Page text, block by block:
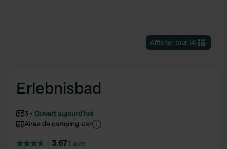
Afficher tout(4)
Erlebnisbad
3
Ouvert aujourd'hui
Aires de camping-car
3.673 avis